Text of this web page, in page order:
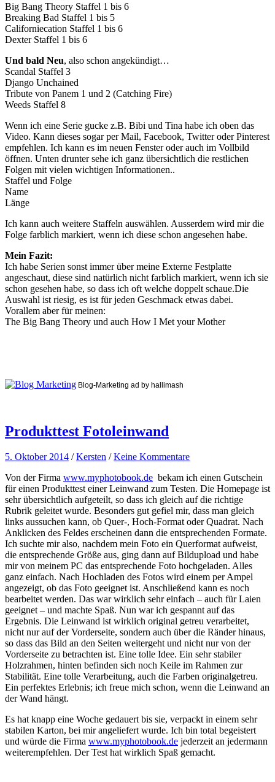
Big Bang Theory Staffel 1 bis 6
Breaking Bad Staffel 1 bis 5
Californiecation Staffel 1 bis 6
Dexter Staffel 1 bis 6
Und bald Neu, also schon angekündigt…
Scandal Staffel 3
Django Unchained
Tribute von Panem 1 und 2 (Catching Fire)
Weeds Staffel 8
Wenn ich eine Serie gucke z.B. Bibi und Tina habe ich oben das
Video. Kann dieses sogar per Mail, Facebook, Twitter oder Pinterest
empfehlen. Ich kann es im neuen Fenster oder auch im Vollbild
öffnen. Unten drunter sehe ich ganz übersichtlich die restlichen
Folgen mit vielen wichtigen Informationen..
Staffel und Folge
Name
Länge
Ich kann auch weitere Staffeln auswählen. Ausserdem wird mir die
Folge farblich markiert, wenn ich diese schon angesehen habe.
Mein Fazit:
Ich habe Serien sonst immer über meine Externe Festplatte
angeschaut, diese sind natürlich nicht farblich markiert, wenn ich sie
schon gesehen habe, so dass ich oft welche doppelt schaue.Die
Auswahl ist riesig, es ist für jeden Geschmack etwas dabei.
Vorallem aber für meinen:
The Big Bang Theory und auch How I Met your Mother
Blog-Marketing ad by hallimash
Produkttest Fotoleinwand
5. Oktober 2014 /Kersten /Keine Kommentare
Von der Firma www.myphotobook.de bekam ich einen Gutschein
für einen Produkttest einer Leinwand zum Testen. Die Homepage ist
sehr übersichtlich aufgeteilt, so dass ich gleich auf die richtige
Rubrik geleitet wurde. Besonders gut gefiel mir, dass man gleich
links aussuchen kann, ob Quer-, Hoch-Format oder Quadrat. Nach
Anklicken des Feldes erscheinen dann die entsprechenden Formate.
Ich suchte mir also, nachdem mein Foto ein Querformat aufweist,
die entsprechende Größe aus, ging dann auf Bildupload und habe
mir von meinem PC das entsprechende Foto hochgeladen. Alles
ganz einfach. Nach Hochladen des Fotos wird einem per Ampel
angezeigt, ob das Foto geeignet ist. Anschließend kann es noch
bearbeitet werden. Das war wirklich sehr einfach – auch für Laien
geeignet – und machte Spaß. Nun war ich gespannt auf das
Ergebnis. Die Leinwand ist wirklich original getreu verarbeitet,
nicht nur auf der Vorderseite, sondern auch über die Ränder hinaus,
so dass das Bild an den Seiten weitergeht und nicht nur von der
Vorderseite zu betrachten ist. Eine tolle Idee. Ein sehr stabiler
Holzrahmen, hinten befinden sich noch Keile im Rahmen zur
Stabilität. Eine tolle Verarbeitung, auch die Farben originalgetreu.
Ein perfektes Erlebnis; ich freue mich schon, wenn die Leinwand an
der Wand hängt.
Es hat knapp eine Woche gedauert bis sie, verpackt in einem sehr
stabilen Karton, bei mir angeliefert wurde. Ich bin total begeistert
und würde die Firma www.myphotobook.de jederzeit an jedermann
weiterempfehlen. Der Test hat wirklich Spaß gemacht.